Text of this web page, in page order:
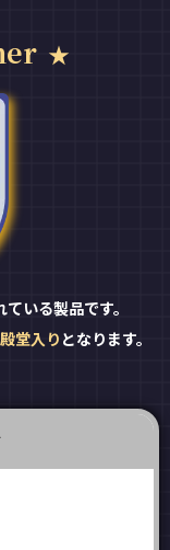
いる製品です。
殿堂入り となります。